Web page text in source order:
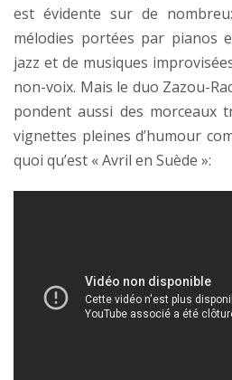
est évidente sur de
mélodies portées par pianos
jazz et de musiques
non-voix. Mais le duo Zazou-
pondent aussi des morceaux
vignettes pleines d’humour
quoi qu’est « Avril en Suède »: